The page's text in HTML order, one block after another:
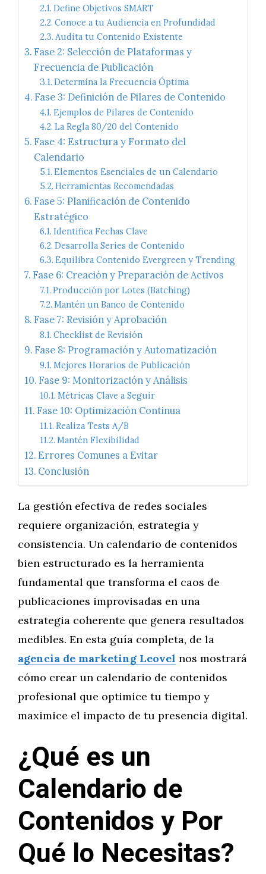
Define Objetivos SMART
Conoce a tu Audiencia en Profundidad
Audita tu Contenido Existente
Fase 2: Selección de Plataformas y
Frecuencia de Publicación
Determina la Frecuencia Óptima
Fase 3: Definición de Pilares de Contenido
Ejemplos de Pilares de Contenido
La Regla 80/20 del Contenido
Fase 4: Estructura y Formato del
Calendario
Elementos Esenciales de un Calendario
Herramientas Recomendadas
Fase 5: Planificación de Contenido
Estratégico
Identifica Fechas Clave
Desarrolla Series de Contenido
Equilibra Contenido Evergreen y Trending
Fase 6: Creación y Preparación de Activos
Producción por Lotes (Batching)
Mantén un Banco de Contenido
Fase 7: Revisión y Aprobación
Checklist de Revisión
Fase 8: Programación y Automatización
Mejores Horarios de Publicación
Fase 9: Monitorización y Análisis
Métricas Clave a Seguir
Fase 10: Optimización Continua
Realiza Tests A/B
Mantén Flexibilidad
Errores Comunes a Evitar
Conclusión
La gestión efectiva de redes sociales
requiere organización, estrategia y
consistencia. Un calendario de contenidos
bien estructurado es la herramienta
fundamental que transforma el caos de
publicaciones improvisadas en una
estrategia coherente que genera resultados
medibles. En esta guía completa, de la
agencia de marketing Leovel nos mostrará
cómo crear un calendario de contenidos
profesional que optimice tu tiempo y
maximice el impacto de tu presencia digital.
¿Qué es un
Calendario de
Contenidos y Por
Qué lo Necesitas?